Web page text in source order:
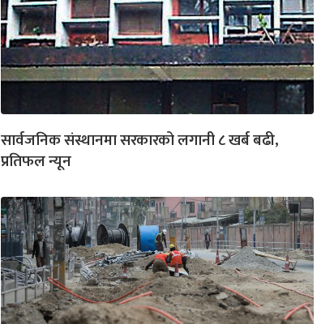
सार्वजनिक संस्थानमा सरकारको लगानी ८ खर्ब बढी,
प्रतिफल न्यून